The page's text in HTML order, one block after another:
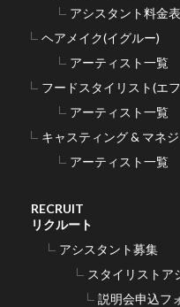
アシスタント料金表
ヘアメイク(イグルー)
アーティスト一覧
フードスタイリスト(エ
アーティスト一覧
キャスティング & マネ
アーティスト一覧
RECRUIT
リクルート
アシスタント募集
スタイリストア
説明会申込フ